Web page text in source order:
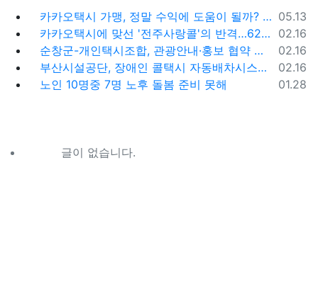
등록일
05.13
카카오택시 가맹, 정말 수익에 도움이 될까? '봉이 김선달'식 수수료의 진실
등록일
02.16
카카오택시에 맞선 '전주사랑콜'의 반격…62% 가입해 순항
등록일
02.16
순창군-개인택시조합, 관광안내·홍보 협약 체결
등록일
02.16
부산시설공단, 장애인 콜택시 자동배차시스템 시범 운영
등록일
01.28
노인 10명중 7명 노후 돌봄 준비 못해
글이 없습니다.